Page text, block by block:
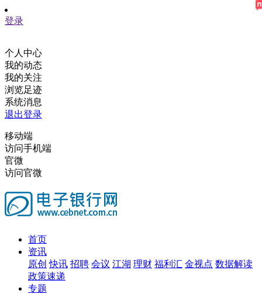
登录
个人中心
我的动态
我的关注
浏览足迹
系统消息
退出登录
移动端
访问手机端
官微
访问官微
首页
资讯
原创 快讯 招聘 会议 江湖 理财 福利汇 金视点 数据解读
政策速递
专题